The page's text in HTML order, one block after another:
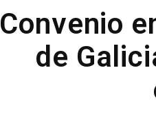
Convenio
de